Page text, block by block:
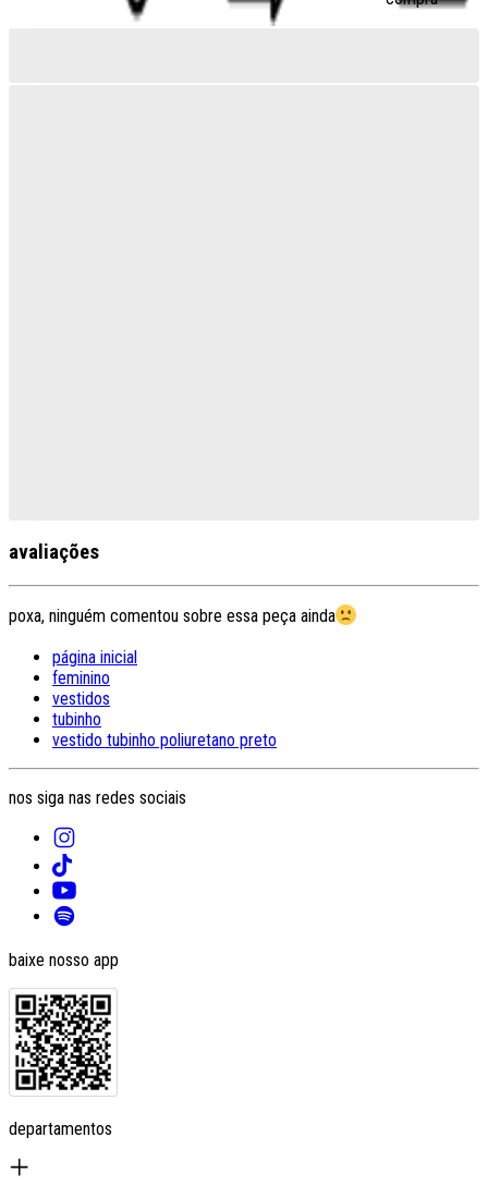
avaliações
poxa, ninguém comentou sobre essa peça ainda
página inicial
feminino
vestidos
tubinho
vestido tubinho poliuretano preto
nos siga nas redes sociais
baixe nosso app
departamentos